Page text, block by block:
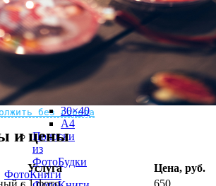
Ваш город?
по всему миру
без города
10х10
10×15
13×18
15×15
20×30
30×40
A4
Полоски
из
ФотоБудки
ФотоКниги
и цены
Услуга
Цена, руб.
с 1 фото
650